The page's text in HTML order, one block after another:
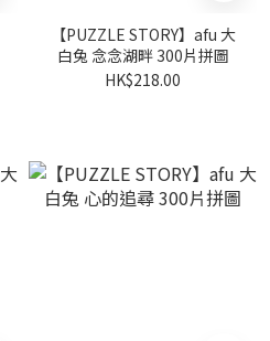
【PUZZLE STORY】afu 大
白兔 念念湖畔 300片拼圖
HK$218.00